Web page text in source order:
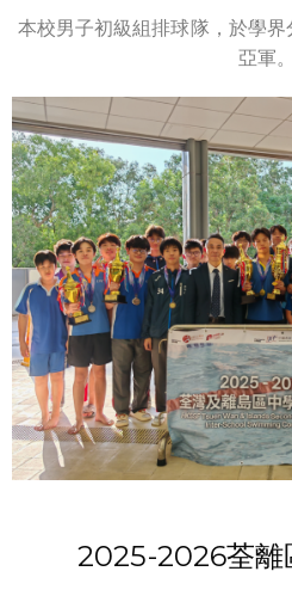
本校男子初級組排球隊，於學
亞軍。
2025-2026荃離